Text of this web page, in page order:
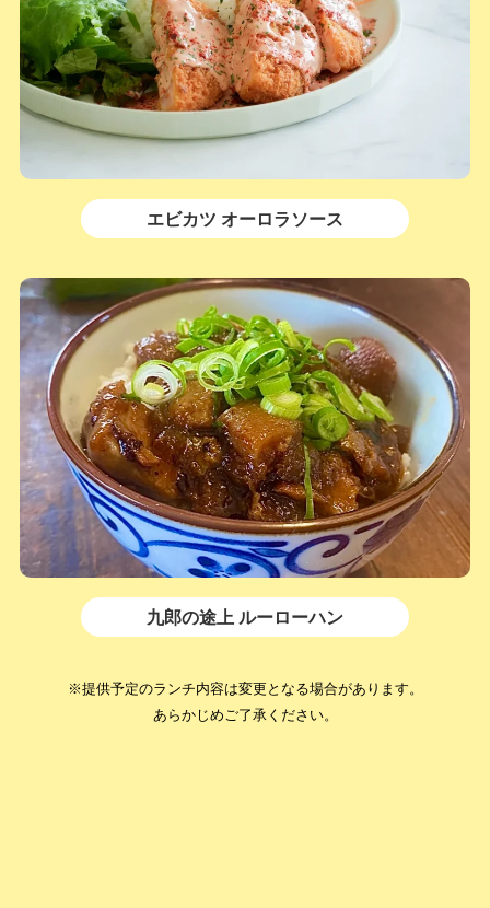
エビカツ オーロラソース
九郎の途上 ルーローハン
※提供予定のランチ内容は変更となる場合があります。
あらかじめご了承ください。